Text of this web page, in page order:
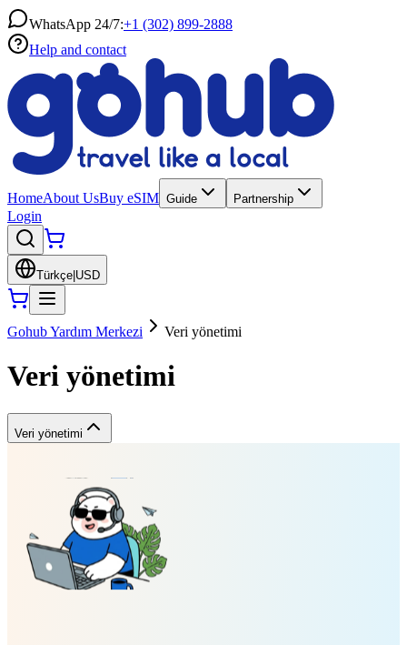
WhatsApp 24/7:+1 (302) 899-2888
Help and contact
HomeAbout UsBuy eSIM Guide Partnership
Login
Türkçe USD
Gohub Yardım Merkezi Veri yönetimi
Veri yönetimi
Veri yönetimi